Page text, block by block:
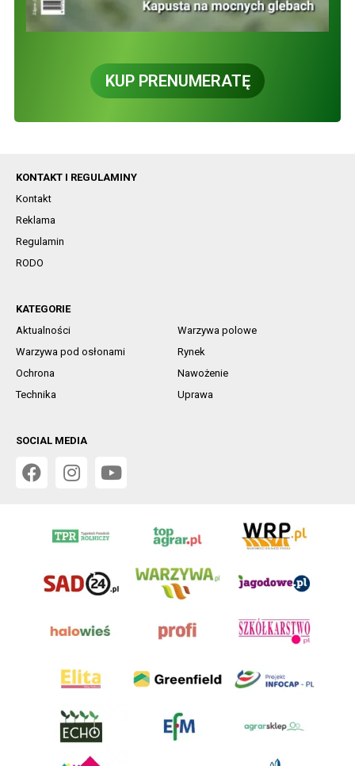
KUP PRENUMERATĘ
KONTAKT I REGULAMINY
Kontakt
Reklama
Regulamin
RODO
KATEGORIE
Aktualności
Warzywa polowe
Warzywa pod osłonami
Rynek
Ochrona
Nawożenie
Technika
Uprawa
SOCIAL MEDIA